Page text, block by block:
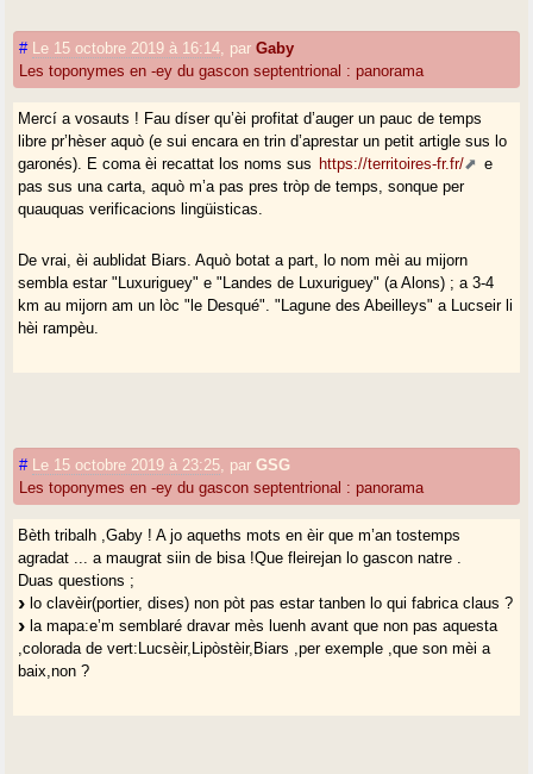
# Le 15 octobre 2019 à 16:14 parGaby
Les toponymes en -ey du gascon septentrional : panorama
Mercí a vosauts ! Fau díser qu’èi profitat d’auger un pauc de temps
libre pr’hèser aquò (e sui encara en trin d’aprestar un petit artigle sus lo
garonés). E coma èi recattat los noms sus https://territoires-fr.fr/
e
pas sus una carta, aquò m’a pas pres tròp de temps, sonque per
quauquas verificacions lingüisticas.
De vrai, èi aublidat Biars. Aquò botat a part, lo nom mèi au mijorn
sembla estar "Luxuriguey" e "Landes de Luxuriguey" (a Alons) ; a 3-4
km au mijorn am un lòc "le Desqué". "Lagune des Abeilleys" a Lucseir li
hèi rampèu.
# Le 15 octobre 2019 à 23:25 parGSG
Les toponymes en -ey du gascon septentrional : panorama
Bèth tribalh ,Gaby ! A jo aqueths mots en èir que m’an tostemps
agradat ... a maugrat siin de bisa !Que fleirejan lo gascon natre .
Duas questions ;
lo clavèir(portier, dises) non pòt pas estar tanben lo qui fabrica claus ?
la mapa:e’m semblaré dravar mès luenh avant que non pas aquesta
,colorada de vert:Lucsèir,Lipòstèir,Biars ,per exemple ,que son mèi a
baix,non ?